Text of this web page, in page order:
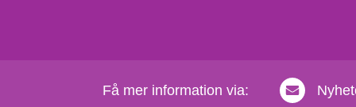
Få mer information via: